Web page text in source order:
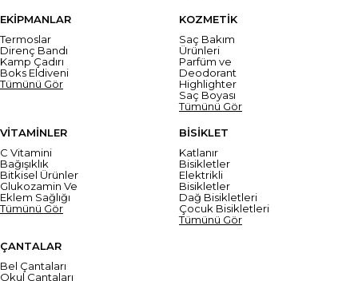
EKİPMANLAR
Termoslar
Direnç Bandı
Kamp Çadırı
Boks Eldiveni
Tümünü Gör
KOZMETİK
Saç Bakım
Ürünleri
Parfüm ve
Deodorant
Highlighter
Saç Boyası
Tümünü Gör
VİTAMİNLER
C Vitamini
Bağışıklık
Bitkisel Ürünler
Glukozamin Ve
Eklem Sağlığı
Tümünü Gör
BİSİKLET
Katlanır
Bisikletler
Elektrikli
Bisikletler
Dağ Bisikletleri
Çocuk Bisikletleri
Tümünü Gör
ÇANTALAR
Bel Çantaları
Okul Çantaları